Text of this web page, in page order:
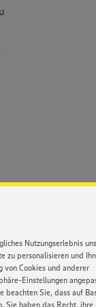
Nutzungserlebnis
zu personalisieren und
von Cookies und anderer
Einstellungen
beachten Sie, dass auf
Sie haben das Recht, ihre